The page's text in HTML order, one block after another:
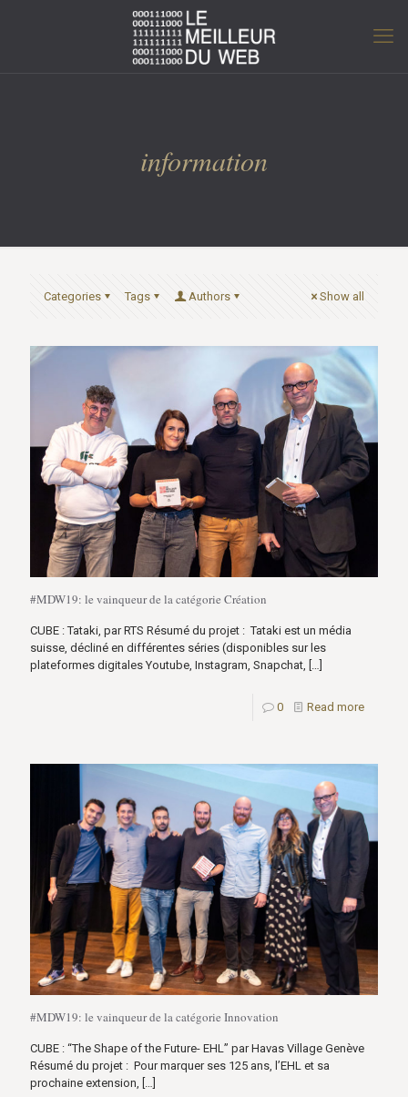
information
Categories Tags Authors Show all
#MDW19: le vainqueur de la catégorie Création
CUBE : Tataki, par RTS Résumé du projet : Tataki est un média
suisse, décliné en différentes séries (disponibles sur les
plateformes digitales Youtube, Instagram, Snapchat, […]
0 Read more
#MDW19: le vainqueur de la catégorie Innovation
CUBE : “The Shape of the Future- EHL” par Havas Village Genève
Résumé du projet : Pour marquer ses 125 ans, l’EHL et sa
prochaine extension, […]